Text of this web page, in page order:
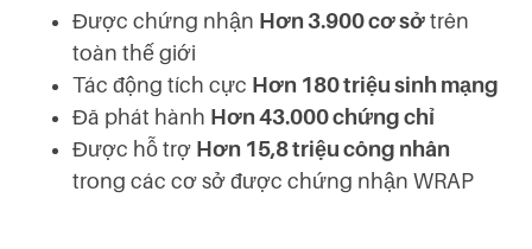
Được chứng nhận Hơn 3.900 cơ sở trên
toàn thế giới
Tác động tích cực Hơn 180 triệu sinh mạng
Đã phát hành Hơn 43.000 chứng chỉ
Được hỗ trợ Hơn 15,8 triệu công nhân
trong các cơ sở được chứng nhận WRAP